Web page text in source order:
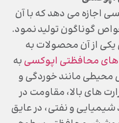
اجازه می دهد که با آن
گوناگون تولید نمود.
از آن محصولات به
محافظتی اپوکسیبه
محیطی مانند خوردگی و
های بالا، مقاومت در
شیمیایی و نفتی، در عایق